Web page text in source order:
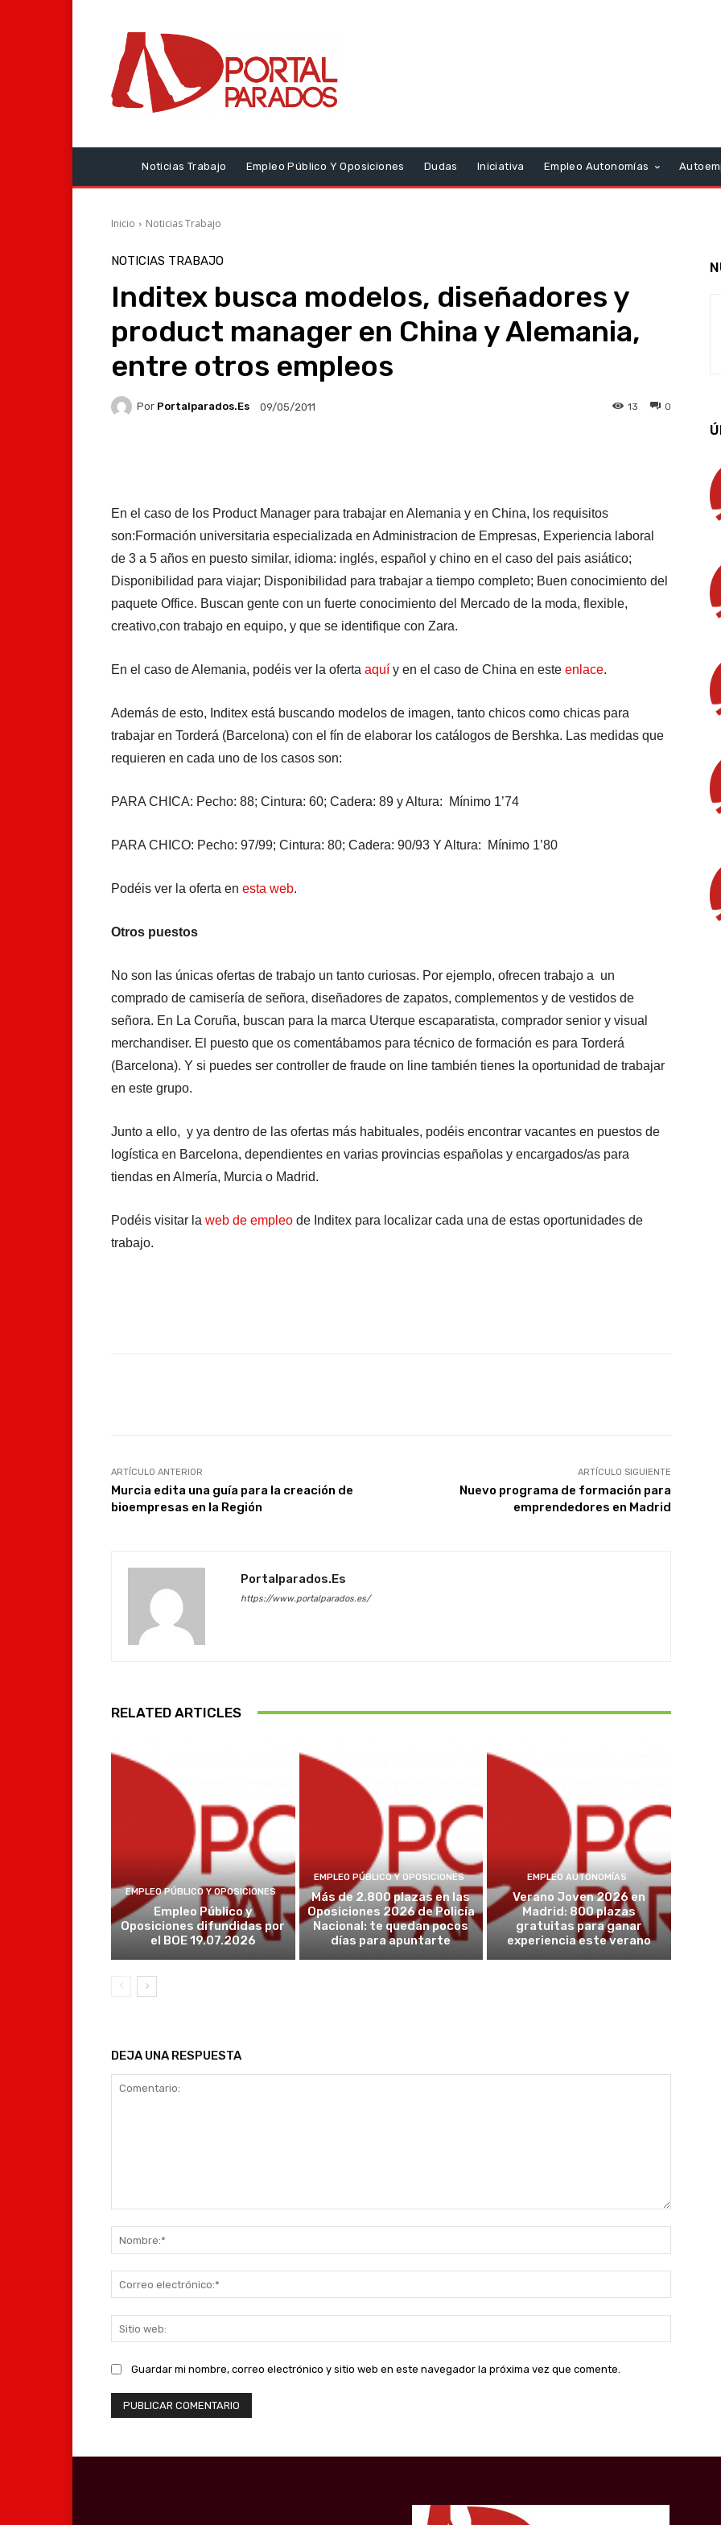
Noticias Trabajo Empleo Público Y Oposiciones Dudas Iniciativa Empleo Autonomías
Inicio Noticias Trabajo
NOTICIAS TRABAJO
Inditex busca modelos, diseñadores y
product manager en China y Alemania,
entre otros empleos
Por Portalparados.es 09/05/2011 0
13
En el caso de los Product Manager para trabajar en Alemania y en China, los requisitos
son:Formación universitaria especializada en Administracion de Empresas, Experiencia laboral
de 3 a 5 años en puesto similar, idioma: inglés, español y chino en el caso del pais asiático;
Disponibilidad para viajar; Disponibilidad para trabajar a tiempo completo; Buen conocimiento del
paquete Office. Buscan gente con un fuerte conocimiento del Mercado de la moda, flexible,
creativo,con trabajo en equipo, y que se identifique con Zara.
En el caso de Alemania, podéis ver la oferta aquí y en el caso de China en este enlace.
Además de esto, Inditex está buscando modelos de imagen, tanto chicos como chicas para
trabajar en Torderá (Barcelona) con el fín de elaborar los catálogos de Bershka. Las medidas que
requieren en cada uno de los casos son:
PARA CHICA: Pecho: 88; Cintura: 60; Cadera: 89 y Altura: Mínimo 1’74
PARA CHICO: Pecho: 97/99; Cintura: 80; Cadera: 90/93 Y Altura: Mínimo 1’80
Podéis ver la oferta en esta web.
Otros puestos
No son las únicas ofertas de trabajo un tanto curiosas. Por ejemplo, ofrecen trabajo a un
comprado de camisería de señora, diseñadores de zapatos, complementos y de vestidos de
señora. En La Coruña, buscan para la marca Uterque escaparatista, comprador senior y visual
merchandiser. El puesto que os comentábamos para técnico de formación es para Torderá
(Barcelona). Y si puedes ser controller de fraude on line también tienes la oportunidad de trabajar
en este grupo.
Junto a ello, y ya dentro de las ofertas más habituales, podéis encontrar vacantes en puestos de
logística en Barcelona, dependientes en varias provincias españolas y encargados/as para
tiendas en Almería, Murcia o Madrid.
Podéis visitar la web de empleo de Inditex para localizar cada una de estas oportunidades de
trabajo.
ARTÍCULO ANTERIOR
Murcia edita una guía para la creación de
bioempresas en la Región
ARTÍCULO SIGUIENTE
Nuevo programa de formación para
emprendedores en Madrid
Portalparados.es
https://www.portalparados.es/
RELATED ARTICLES
EMPLEO PÚBLICO Y OPOSICIONES
Empleo Público y
Oposiciones difundidas por
el BOE 19.07.2026
EMPLEO PÚBLICO Y OPOSICIONES
Más de 2.800 plazas en las
Oposiciones 2026 de Policía
Nacional: te quedan pocos
días para apuntarte
EMPLEO AUTONOMÍAS
Verano Joven 2026 en
Madrid: 800 plazas
gratuitas para ganar
experiencia este verano
DEJA UNA RESPUESTA
web:
Guardar mi nombre, correo electrónico y sitio web en este navegador la próxima vez que comente.